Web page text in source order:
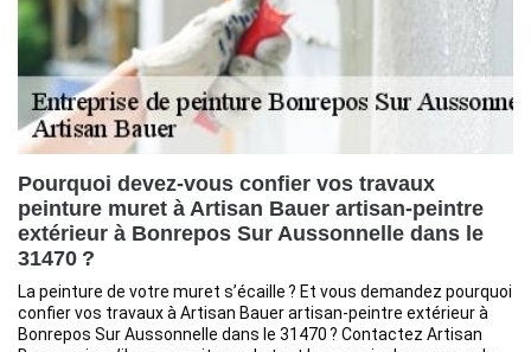
Pourquoi devez-vous confier vos travaux
peinture muret à Artisan Bauer artisan-peintre
extérieur à Bonrepos Sur Aussonnelle dans le
31470 ?
La peinture de votre muret s’écaille ? Et vous demandez pourquoi
confier vos travaux à Artisan Bauer artisan-peintre extérieur à
Bonrepos Sur Aussonnelle dans le 31470 ? Contactez Artisan